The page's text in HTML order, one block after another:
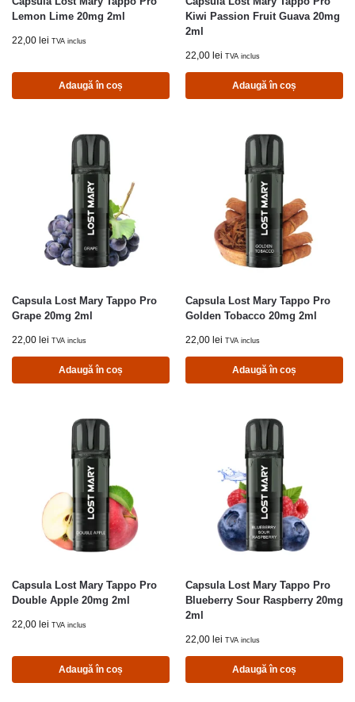
Lemon Lime 20mg 2ml
22,00 lei TVA inclus
Adaugă în coș
Kiwi Passion Fruit Guava 20mg
2ml
22,00 lei TVA inclus
Adaugă în coș
Capsula Lost Mary Tappo Pro
Grape 20mg 2ml
22,00 lei TVA inclus
Adaugă în coș
Capsula Lost Mary Tappo Pro
Golden Tobacco 20mg 2ml
22,00 lei TVA inclus
Adaugă în coș
Capsula Lost Mary Tappo Pro
Double Apple 20mg 2ml
22,00 lei TVA inclus
Adaugă în coș
Capsula Lost Mary Tappo Pro
Blueberry Sour Raspberry 20mg
2ml
22,00 lei TVA inclus
Adaugă în coș